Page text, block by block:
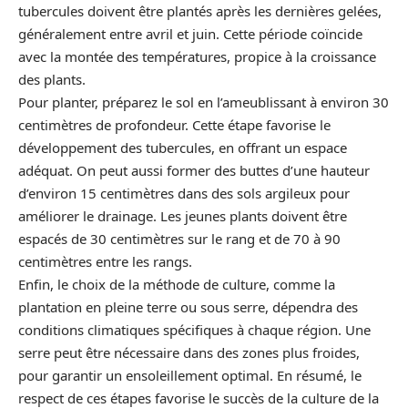
tubercules doivent être plantés après les dernières gelées,
généralement entre avril et juin. Cette période coïncide
avec la montée des températures, propice à la croissance
des plants.
Pour planter, préparez le sol en l’ameublissant à environ 30
centimètres de profondeur. Cette étape favorise le
développement des tubercules, en offrant un espace
adéquat. On peut aussi former des buttes d’une hauteur
d’environ 15 centimètres dans des sols argileux pour
améliorer le drainage. Les jeunes plants doivent être
espacés de 30 centimètres sur le rang et de 70 à 90
centimètres entre les rangs.
Enfin, le choix de la méthode de culture, comme la
plantation en pleine terre ou sous serre, dépendra des
conditions climatiques spécifiques à chaque région. Une
serre peut être nécessaire dans des zones plus froides,
pour garantir un ensoleillement optimal. En résumé, le
respect de ces étapes favorise le succès de la culture de la